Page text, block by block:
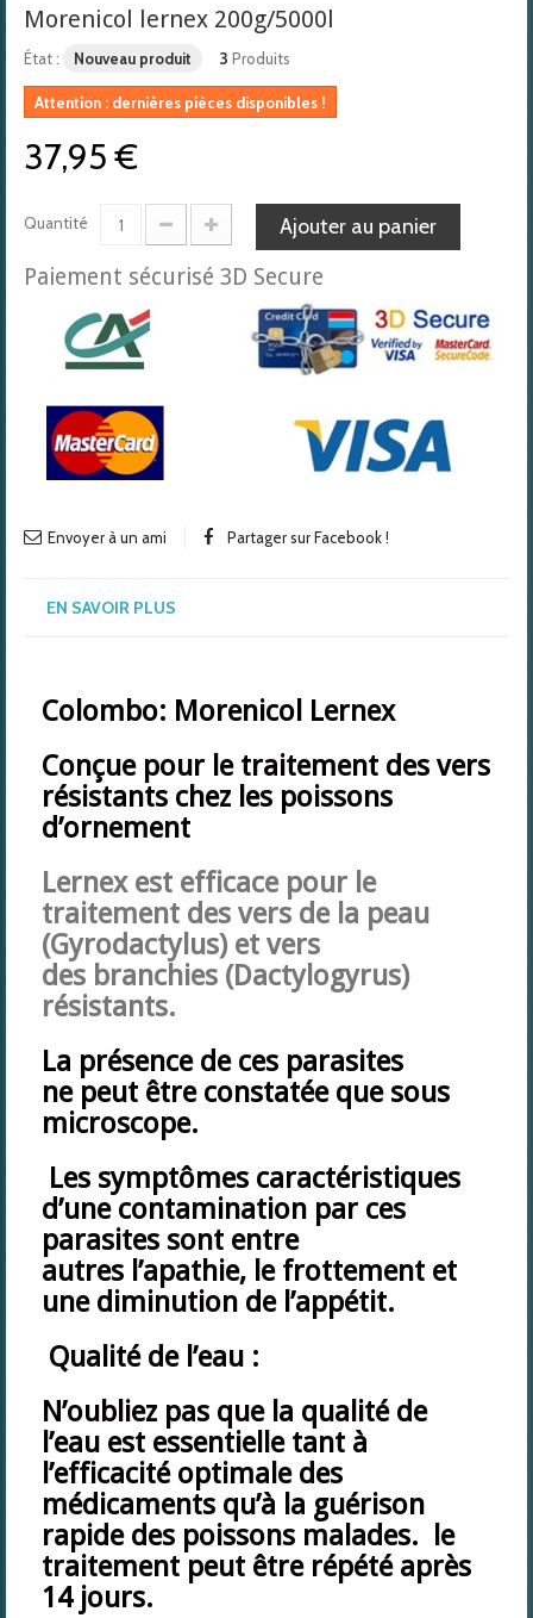
Morenicol lernex 200g/5000l
État : Nouveau produit 3 Produits
Attention : dernières pièces disponibles !
37,95 €
Quantité Ajouter au panier
Paiement sécurisé 3D Secure
Envoyer à un ami Partager sur Facebook !
EN SAVOIR PLUS
Colombo: Morenicol Lernex
Conçue pour le traitement des vers
résistants chez les poissons
d’ornement
Lernex est efficace pour le
traitement des vers de la peau
(Gyrodactylus) et vers
des branchies (Dactylogyrus)
résistants.
La présence de ces parasites
ne peut être constatée que sous
microscope.
Les symptômes caractéristiques
d’une contamination par ces
parasites sont entre
autres l’apathie, le frottement et
une diminution de l’appétit.
Qualité de l’eau :
N’oubliez pas que la qualité de
l’eau est essentielle tant à
l’efficacité optimale des
médicaments qu’à la guérison
rapide des poissons malades. le
traitement peut être répété après
14 jours.